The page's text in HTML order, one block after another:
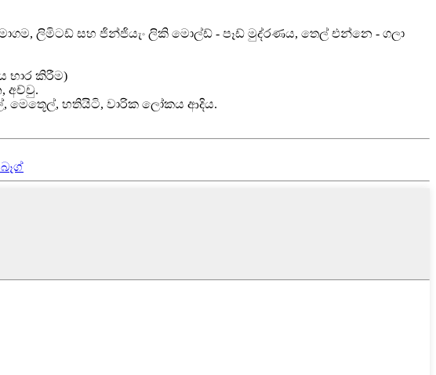
ලිමිටඩ් සහ ජින්ජියැං ලිකි මොල්ඩ් - පෑඩ් මුද්රණය, තෙල් එන්නෙ - ගලා
භාර කිරීම)
අච්චු.
හතියිටි, වාරික ලෝකය ආදිය.